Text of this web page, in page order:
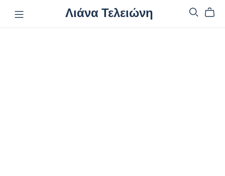
Λιάνα Τελειώνη